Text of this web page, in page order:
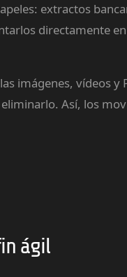
extractos
directamente
imágenes, vídeos
Así, los
ágil